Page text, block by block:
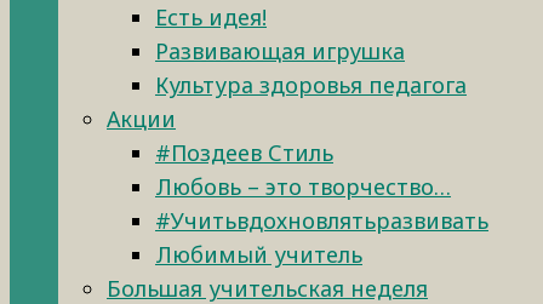
Есть идея!
Развивающая игрушка
Культура здоровья педагога
Акции
#Поздеев Стиль
Любовь – это творчество…
#Учитьвдохновлятьразвивать
Любимый учитель
Большая учительская неделя